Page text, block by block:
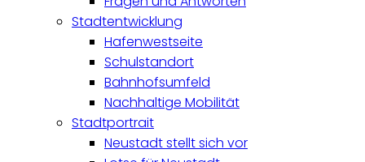
Stadtentwicklung
Hafenwestseite
Schulstandort
Bahnhofsumfeld
Nachhaltige Mobilität
Stadtportrait
Neustadt stellt sich vor